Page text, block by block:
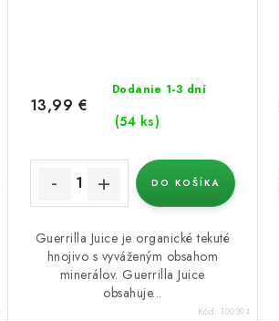
Dodanie 1-3 dní
(54 ks)
13,99 €
DO KOŠÍKA
Guerrilla Juice je organické tekuté
hnojivo s vyváženým obsahom
minerálov. Guerrilla Juice
obsahuje...
Kód: 100394